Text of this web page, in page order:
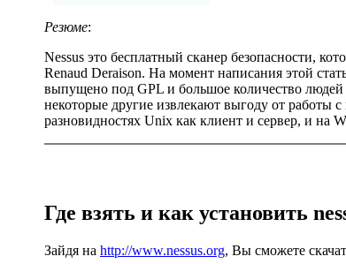
Резюме:
Nessus это бесплатный сканер безопасности,
Renaud Deraison. На момент написания этой
выпущено под GPL и большое количество людей
некоторые другие извлекают выгоду от работы
разновидностях Unix как клиент и сервер, и на
Где взять и как установить
Зайдя на http://www.nessus.org, Вы сможете